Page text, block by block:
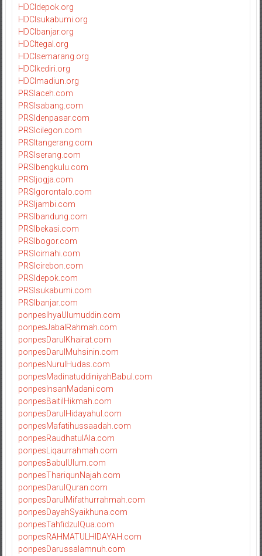
HDCIdepok.org
HDCIsukabumi.org
HDCIbanjar.org
HDCItegal.org
HDCIsemarang.org
HDCIkediri.org
HDCImadiun.org
PRSIaceh.com
PRSIsabang.com
PRSIdenpasar.com
PRSIcilegon.com
PRSItangerang.com
PRSIserang.com
PRSIbengkulu.com
PRSIjogja.com
PRSIgorontalo.com
PRSIjambi.com
PRSIbandung.com
PRSIbekasi.com
PRSIbogor.com
PRSIcimahi.com
PRSIcirebon.com
PRSIdepok.com
PRSIsukabumi.com
PRSIbanjar.com
ponpesIhyaUlumuddin.com
ponpesJabalRahmah.com
ponpesDarulKhairat.com
ponpesDarulMuhsinin.com
ponpesNurulHudas.com
ponpesMadinatuddiniyahBabul.com
ponpesInsanMadani.com
ponpesBaitilHikmah.com
ponpesDarulHidayahul.com
ponpesMafatihussaadah.com
ponpesRaudhatulAla.com
ponpesLiqaurrahmah.com
ponpesBabulUlum.com
ponpesThariqunNajah.com
ponpesDarulQuran.com
ponpesDarulMifathurrahmah.com
ponpesDayahSyaikhuna.com
ponpesTahfidzulQua.com
ponpesRAHMATULHIDAYAH.com
ponpesDarussalamnuh.com